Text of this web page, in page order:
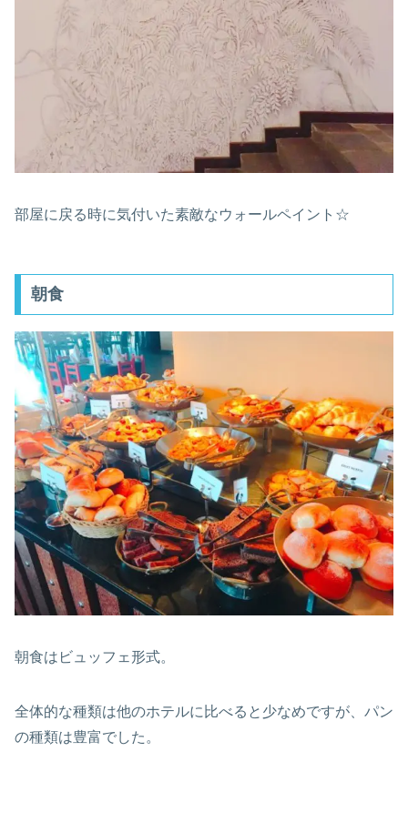
部屋に戻る時に気付いた素敵なウォールペイント☆
朝食
朝食はビュッフェ形式。
全体的な種類は他のホテルに比べると少なめですが、パン
の種類は豊富でした。